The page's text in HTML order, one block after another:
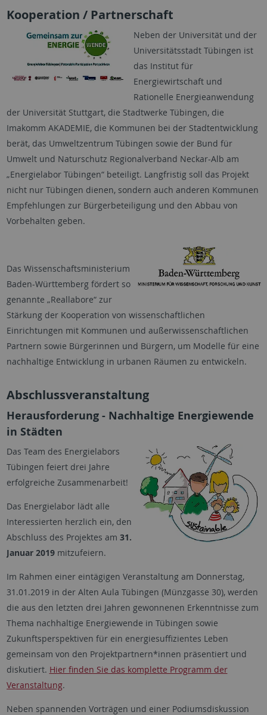
Kooperation / Partnerschaft
Neben der Universität und der
Universitätsstadt Tübingen ist
das Institut für
Energiewirtschaft und
Rationelle Energieanwendung
der Universität Stuttgart, die Stadtwerke Tübingen, die
Imakomm AKADEMIE, die Kommunen bei der Stadtentwicklung
berät, das Umweltzentrum Tübingen sowie der Bund für
Umwelt und Naturschutz Regionalverband Neckar-Alb am
„Energielabor Tübingen“ beteiligt. Langfristig soll das Projekt
nicht nur Tübingen dienen, sondern auch anderen Kommunen
Empfehlungen zur Bürgerbeteiligung und den Abbau von
Vorbehalten geben.
Das Wissenschaftsministerium
Baden-Württemberg fördert so
genannte „Reallabore“ zur
Stärkung der Kooperation von wissenschaftlichen
Einrichtungen mit Kommunen und außerwissenschaftlichen
Partnern sowie Bürgerinnen und Bürgern, um Modelle für eine
nachhaltige Entwicklung in urbanen Räumen zu entwickeln.
Abschlussveranstaltung
Herausforderung - Nachhaltige Energiewende
in Städten
Das Team des Energielabors
Tübingen feiert drei Jahre
erfolgreiche Zusammenarbeit!
Das Energielabor lädt alle
Interessierten herzlich ein, den
Abschluss des Projektes am 31.
Januar 2019mitzufeiern.
Im Rahmen einer eintägigen Veranstaltung am Donnerstag,
31.01.2019 in der Alten Aula Tübingen (Münzgasse 30), werden
die aus den letzten drei Jahren gewonnenen Erkenntnisse zum
Thema nachhaltige Energiewende in Tübingen sowie
Zukunftsperspektiven für ein energiesuffizientes Leben
gemeinsam von den Projektpartnern*innen präsentiert und
diskutiert. Hier finden Sie das komplette Programm der
Veranstaltung.
Neben spannenden Vorträgen und einer Podiumsdiskussion